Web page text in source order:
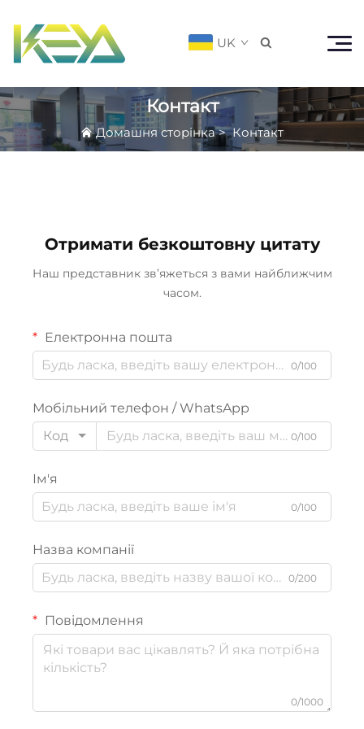
UK 
Контакт
Домашня сторінка>Контакт
Отримати безкоштовну цитату
Наш представник зв’яжеться з вами найближчим
часом.
Електронна пошта
0/100
Мобільний телефон / WhatsApp
Код
0/100
Ім'я
0/100
Назва компанії
0/200
Повідомлення
0/1000